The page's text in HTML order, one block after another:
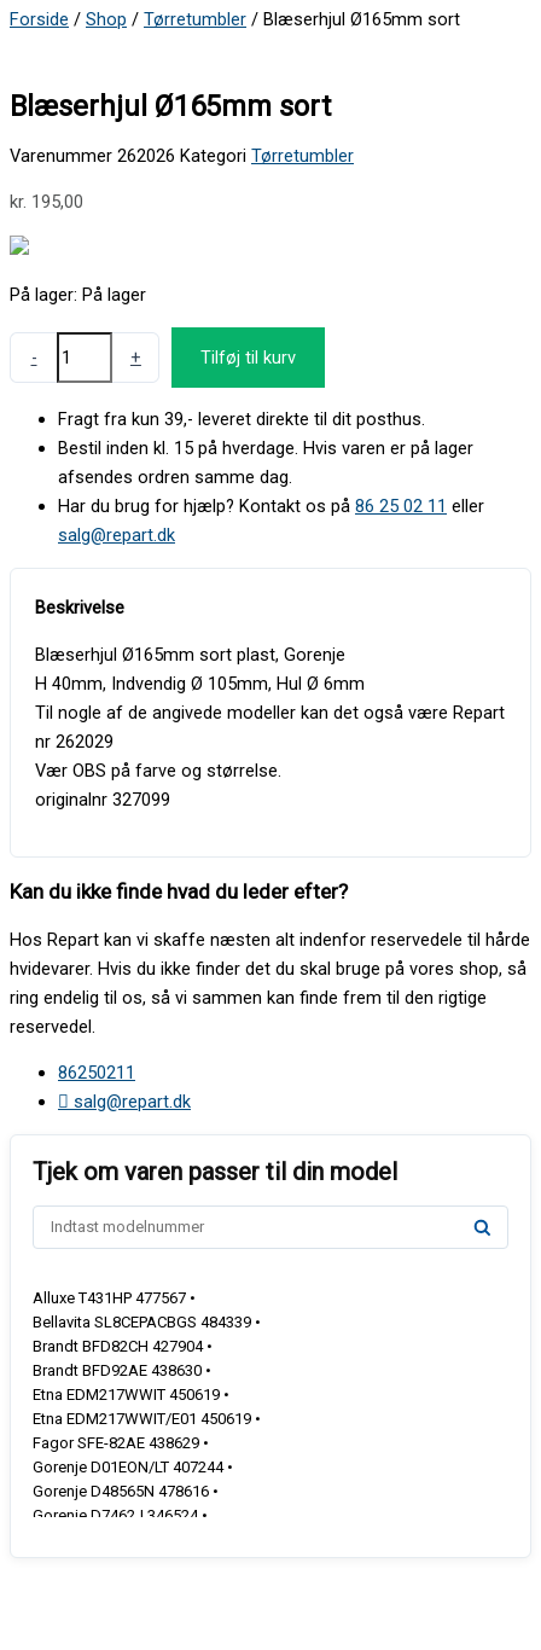
Forside / Shop / Tørretumbler / Blæserhjul Ø165mm sort
Blæserhjul Ø165mm sort
Varenummer 262026 Kategori Tørretumbler
kr. 195,00
På lager: På lager
- + Tilføj til kurv
Fragt fra kun 39,- leveret direkte til dit posthus.
Bestil inden kl. 15 på hverdage. Hvis varen er på lager
afsendes ordren samme dag.
Har du brug for hjælp? Kontakt os på 86 25 02 11 eller
salg@repart.dk
Blæserhjul Ø165mm sort plast, Gorenje
H 40mm, Indvendig Ø 105mm, Hul Ø 6mm
Til nogle af de angivede modeller kan det også være Repart
nr 262029
Vær OBS på farve og størrelse.
originalnr 327099
Kan du ikke finde hvad du leder efter?
Hos Repart kan vi skaffe næsten alt indenfor reservedele til hårde
hvidevarer. Hvis du ikke finder det du skal bruge på vores shop, så
ring endelig til os, så vi sammen kan finde frem til den rigtige
reservedel.
86250211
salg@repart.dk
Alluxe T431HP 477567 •
Bellavita SL8CEPACBGS 484339 •
Brandt BFD82CH 427904 •
Brandt BFD92AE 438630 •
Etna EDM217WWIT 450619 •
Etna EDM217WWIT/E01 450619 •
Fagor SFE-82AE 438629 •
Gorenje D01EON/LT 407244 •
Gorenje D48565N 478616 •
Gorenje D7462J 346524 •
Gorenje D7462J 412681 •